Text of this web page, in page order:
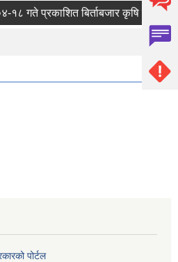
प्रकाशित बिर्ताबजार कृषि तथा
पोर्टल